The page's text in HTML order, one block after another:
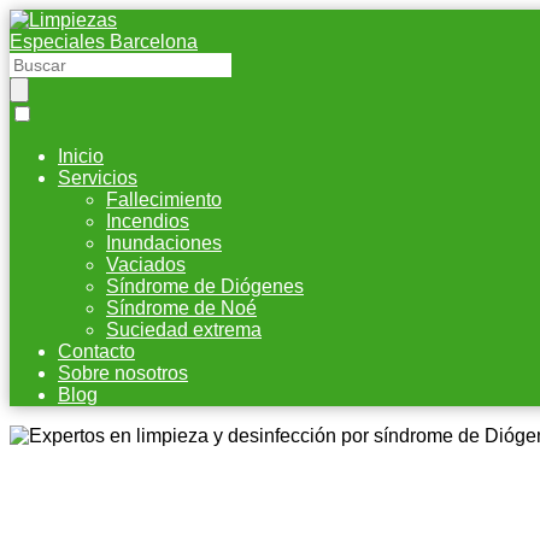
Inicio
Servicios
Fallecimiento
Incendios
Inundaciones
Vaciados
Síndrome de Diógenes
Síndrome de Noé
Suciedad extrema
Contacto
Sobre nosotros
Blog